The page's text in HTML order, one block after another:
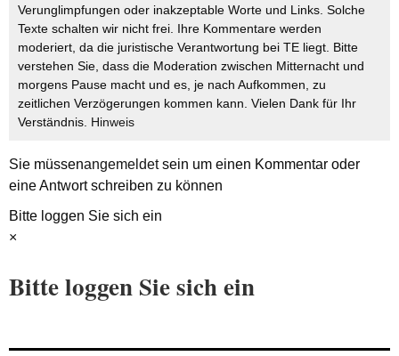
Verunglimpfungen oder inakzeptable Worte und Links. Solche
Texte schalten wir nicht frei. Ihre Kommentare werden
moderiert, da die juristische Verantwortung bei TE liegt. Bitte
verstehen Sie, dass die Moderation zwischen Mitternacht und
morgens Pause macht und es, je nach Aufkommen, zu
zeitlichen Verzögerungen kommen kann. Vielen Dank für Ihr
Verständnis. Hinweis
Sie müssenangemeldetsein um einen Kommentar oder
eine Antwort schreiben zu können
Bitte loggen Sie sich ein
×
Bitte loggen Sie sich ein